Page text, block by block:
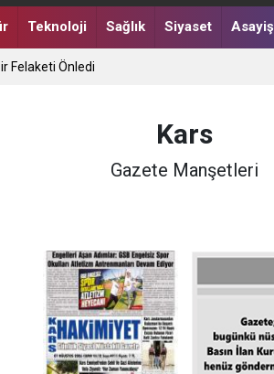
Teknoloji Sağlık Siyaset Asayiş
Felaketi Önledi
Yıldız Öğrencilerin Davetine Koştu
Kars
Gazete Manşetleri